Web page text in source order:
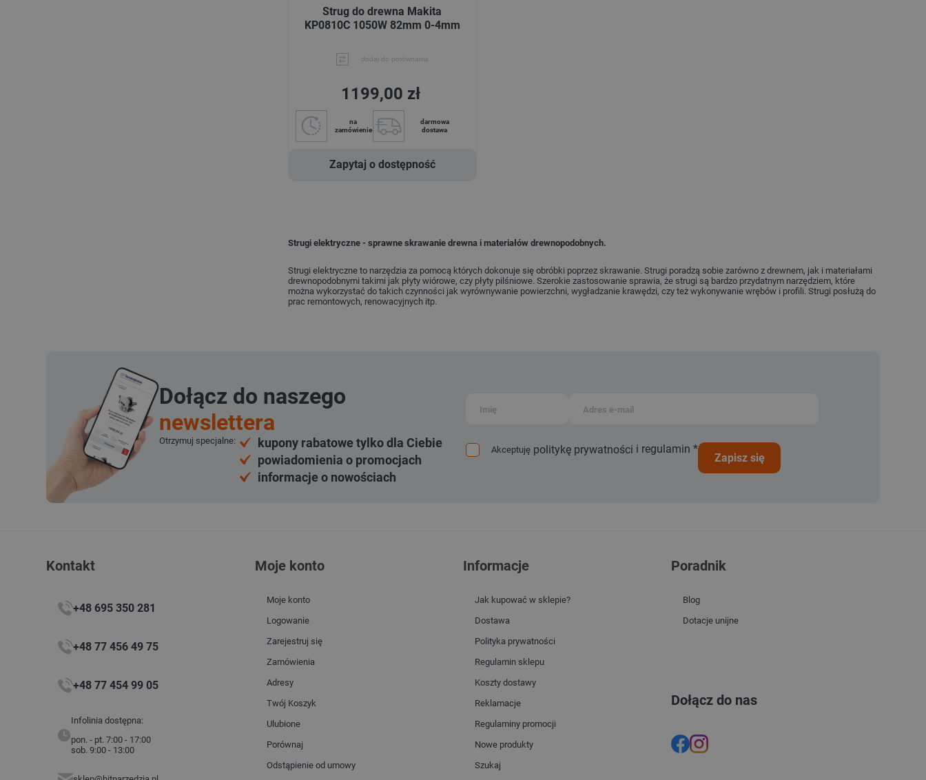
Strug do drewna Makita
KP0810C 1050W 82mm 0-4mm
dodaj do porównania
1199,00 zł
na
zamówienie
darmowa
dostawa
Zapytaj o dostępność
Strugi elektryczne - sprawne skrawanie drewna i materiałów drewnopodobnych.
Strugi elektryczne to narzędzia za pomocą których dokonuje się obróbki poprzez skrawanie. Strugi poradzą sobie zarówno z drewnem, jak i materiałami
drewnopodobnymi takimi jak płyty wiórowe, czy płyty pilśniowe. Szerokie zastosowanie sprawia, że strugi są bardzo przydatnym narzędziem, które
można wykorzystać do takich czynności jak wyrównywanie powierzchni, wygładzanie krawędzi, czy też wykonywanie wrębów i profili. Strugi posłużą do
prac remontowych, renowacyjnych itp.
Dołącz do naszego
newslettera
Otrzymuj specjalne:
kupony rabatowe tylko dla Ciebie
powiadomienia o promocjach
informacje o nowościach
Akceptuję politykę prywatności i regulamin *
zapisz się
Kontakt
+48 695 350 281
+48 77 456 49 75
+48 77 454 99 05
Infolinia dostępna:
pon. - pt. 7:00 - 17:00
sob. 9:00 - 13:00
Moje konto
Moje konto
Logowanie
Zarejestruj się
Zamówienia
Adresy
Twój Koszyk
Ulubione
Porównaj
Odstąpienie od umowy
Informacje
Jak kupować w sklepie?
Dostawa
Polityka prywatności
Regulamin sklepu
Koszty dostawy
Reklamacje
Regulaminy promocji
Nowe produkty
Szukaj
Poradnik
Blog
Dotacje unijne
Dołącz do nas